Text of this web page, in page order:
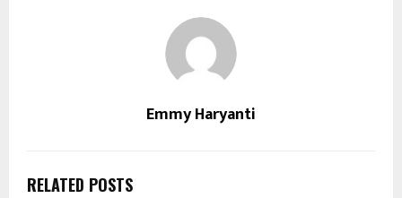
Emmy Haryanti
RELATED POSTS